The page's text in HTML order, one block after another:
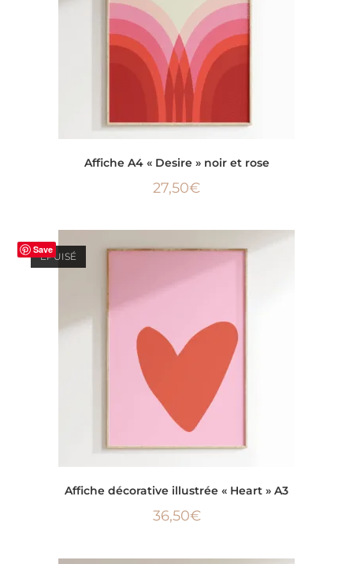
Affiche A4 « Desire » noir et rose
27,50€
Save
ÉPUISÉ
Affiche décorative illustrée « Heart » A3
36,50€